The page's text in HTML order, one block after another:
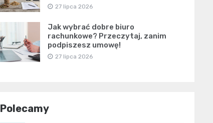
27 lipca 2026
Jak wybrać dobre biuro
rachunkowe? Przeczytaj, zanim
podpiszesz umowę!
27 lipca 2026
Polecamy